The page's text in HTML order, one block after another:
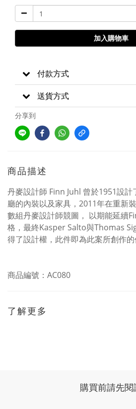
加入購物車
付款方式
送貨方式
分享到
商品描述
丹麥設計師 Finn Juhl 曾於1951設
廳的內裝以及家具，2011年在重新
數組丹麥設計師競圖， 以期能延續
格，最終Kasper Salto與Thomas
得了設計權，此件即為此案所創作的
商品編號：AC080
了解更多
購買前請先閱